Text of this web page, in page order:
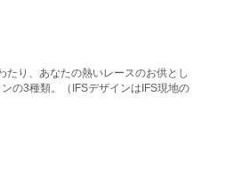
り、あなたの熱いレースのお供とし
の3種類。（IFSデザインはIFS現地の